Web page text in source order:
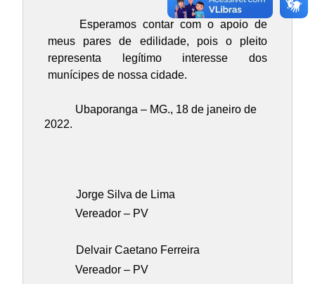
Esperamos contar com o apoio de
meus pares de edilidade, pois o pleito
representa legítimo interesse dos
munícipes de nossa cidade.
Ubaporanga – MG., 18 de janeiro de
2022.
Jorge Silva de Lima
Vereador – PV
Delvair Caetano Ferreira
Vereador – PV